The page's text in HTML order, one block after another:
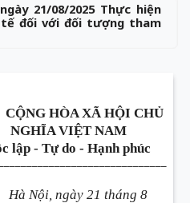
21/08/2025 Thực hiện
tế đối với đối tượng tham
CỘNG HÒA XÃ HỘI CHỦ
NGHĨA VIỆT NAM
lập - Tự do - Hạnh phúc
Hà Nội, ngày 21 tháng 8